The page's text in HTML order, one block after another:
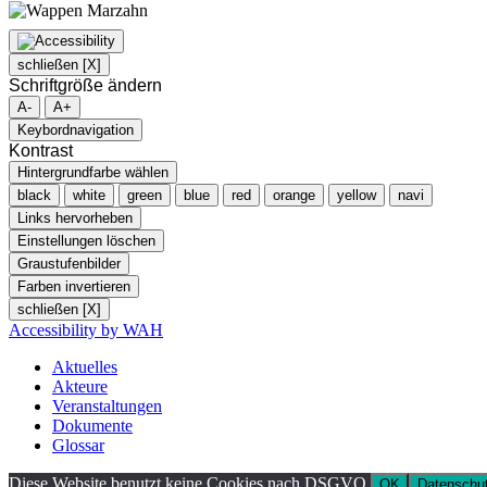
schließen [X]
Schriftgröße ändern
A-
A+
Keybordnavigation
Kontrast
Hintergrundfarbe wählen
black
white green blue red orange yellow
navi
Links hervorheben
Einstellungen löschen
Graustufenbilder
Farben invertieren
schließen [X]
Accessibility by WAH
Aktuelles
Akteure
Veranstaltungen
Dokumente
Glossar